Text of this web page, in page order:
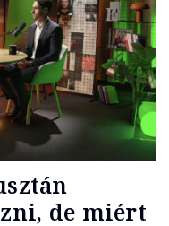
de miért